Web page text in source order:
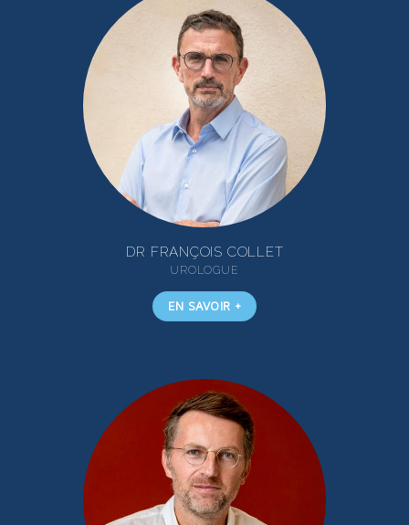
DR FRANÇOIS COLLET
UROLOGUE
EN SAVOIR +